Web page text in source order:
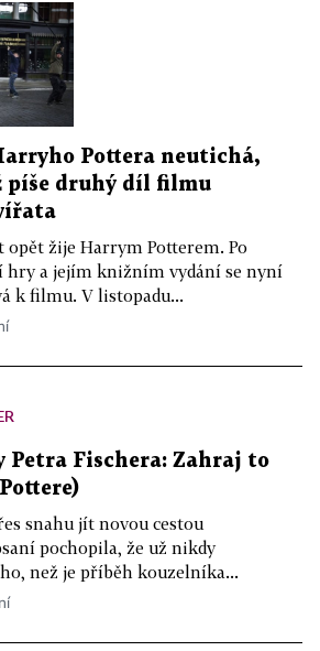
Pottera neutichá,
píše druhý díl filmu
opět žije Harrym Potterem. Po
hry a jejím knižním vydání se nyní
k filmu. V listopadu...
Petra Fischera: Zahraj to
snahu jít novou cestou
pochopila, že už nikdy
než je příběh kouzelníka...